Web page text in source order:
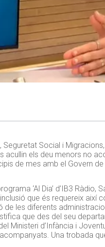
Seguretat Social i
acullin els deu menors no
de mes amb el Govern
‘Al Dia’ d’IB3
que és requereix així
de les diferents
que des del seu
Ministeri d’Infància i
Una trobada